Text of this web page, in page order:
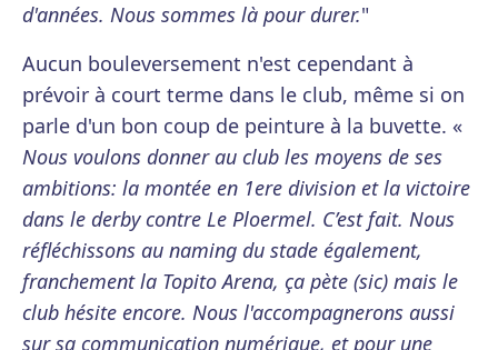
d'années. Nous sommes là pour durer."
Aucun bouleversement n'est cependant à
prévoir à court terme dans le club, même si on
parle d'un bon coup de peinture à la buvette. «
Nous voulons donner au club les moyens de ses
ambitions: la montée en 1ere division et la victoire
dans le derby contre Le Ploermel. C’est fait. Nous
réfléchissons au naming du stade également,
franchement la Topito Arena, ça pète (sic) mais le
club hésite encore. Nous l'accompagnerons aussi
sur sa communication numérique, et pour une